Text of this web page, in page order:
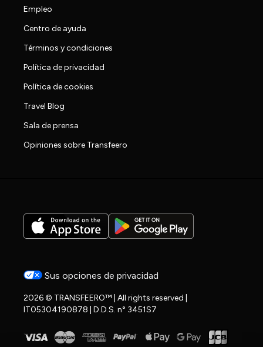
Empleo
Centro de ayuda
Términos y condiciones
Política de privacidad
Política de cookies
Travel Blog
Sala de prensa
Opiniones sobre Transfeero
Sus opciones de privacidad
2026 © TRANSFEERO™ | All rights reserved |
IT05304190878 | D.D.S. n° 3451S7